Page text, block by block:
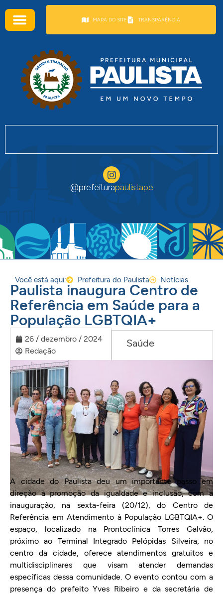
MAPA DO SITE TRANSPARÊNCIA
@prefeiturapaulistape
Você está aqui: Prefeitura do Paulista Notícias
Paulista inaugura Centro de
Referência em Saúde para a
População LGBTQIA+
26 / dezembro / 2024
Redação
Saúde
A cidade do Paulista deu um importante passo em
direção à promoção da igualdade e inclusão, com a
inauguração, na sexta-feira (20/12), do Centro de
Referência em Atendimento à População LGBTQIA+. O
espaço, localizado na Prontoclínica Torres Galvão,
próximo ao Terminal Integrado Pelópidas Silveira, no
centro da cidade, oferece atendimentos gratuitos e
multidisciplinares que visam atender demandas
específicas dessa comunidade. O evento contou com a
presença do prefeito Yves Ribeiro e da secretária de